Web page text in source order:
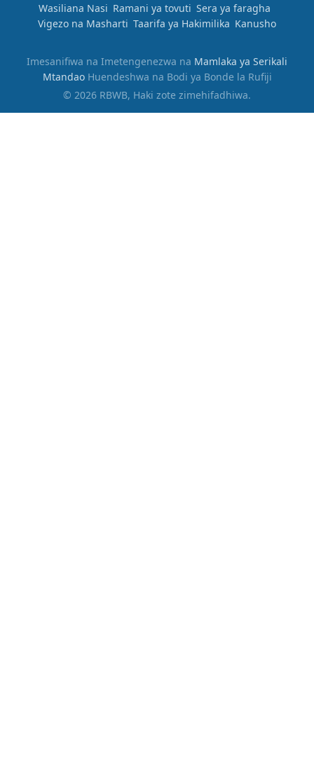
Wasiliana Nasi Ramani ya tovuti Sera ya faragha
Vigezo na Masharti Taarifa ya Hakimilika Kanusho
Imesanifiwa na Imetengenezwa na Mamlaka ya Serikali
MtandaoHuendeshwa na Bodi ya Bonde la Rufiji
© 2026 RBWB, Haki zote zimehifadhiwa.